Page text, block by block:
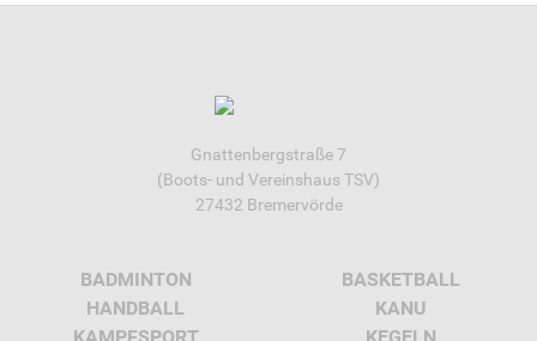
Gnattenbergstraße 7
(Boots- und Vereinshaus TSV)
27432 Bremervörde
BADMINTON
BASKETBALL
HANDBALL
KANU